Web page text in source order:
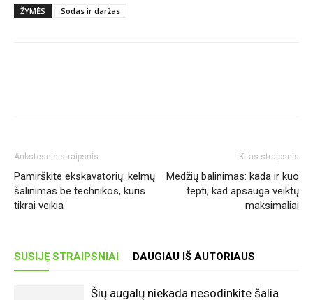
ŽYMĖS Sodas ir daržas
Ankstesnis straipsnis
Pamirškite ekskavatorių: kelmų
šalinimas be technikos, kuris
tikrai veikia
Kitas straipsnis
Medžių balinimas: kada ir kuo
tepti, kad apsauga veiktų
maksimaliai
SUSIJĘ STRAIPSNIAI DAUGIAU IŠ AUTORIAUS
Šių augalų niekada nesodinkite šalia